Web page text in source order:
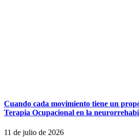
Cuando cada movimiento tiene un
Terapia Ocupacional en la
11 de julio de 2026